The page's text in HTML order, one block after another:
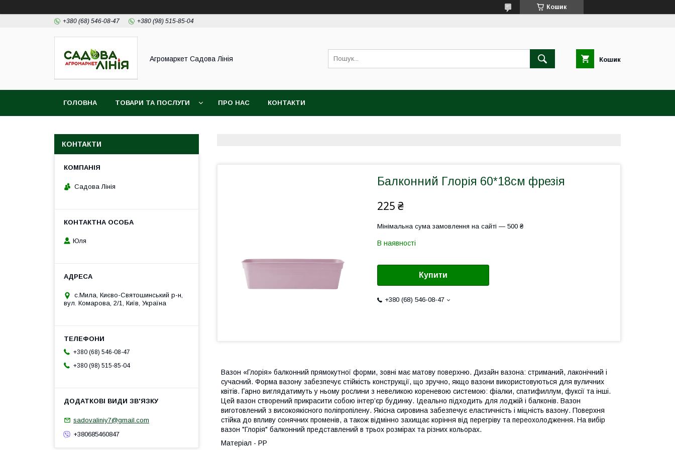
Кошик
+380 (68) 546-08-47 +380 (98) 515-85-04
Агромаркет Садова Лінія Кошик
ГОЛОВНА ТОВАРИ ТА ПОСЛУГИ ПРО НАС КОНТАКТИ
Балконний Глорія 60*18см фрезія
225 ₴
Мінімальна сума замовлення на сайті — 500 ₴
В наявності
Купити
+380 (68) 546-08-47
Вазон «Глорія» балконний прямокутної форми, зовні має матову поверхню. Дизайн вазона: стриманий, лаконічний і
сучасний. Форма вазону забезпечує стійкість конструкції, що зручно, якщо вазони використовуються для вуличних
квітів. Гарно виглядатимуть у ньому рослини з невеликою кореневою системою: фіалки, спатифиллум, фуксії та інші.
Цей вазон створений прикрасити собою інтер’єр будинку. Ідеально підходить для лоджій і балконів. Вазон
виготовлений з високоякісного поліпропілену. Якісна сировина забезпечує еластичність і міцність вазону. Поверхня
стійка до впливу сонячних променів, а також відмінно захищає коріння від перегріву та переохолодження. На вибір
вазон "Глорія" балконний представлений в трьох розмірах та різних кольорах.
Матеріал - PP
КОНТАКТИ
Садова Лінія
Юля
с.Мила, Києво-Святошинський р-н,
вул. Комарова, 2/1, Київ, Україна
+380 (68) 546-08-47
+380 (98) 515-85-04
sadovaliniy7@gmail.com
+380685460847